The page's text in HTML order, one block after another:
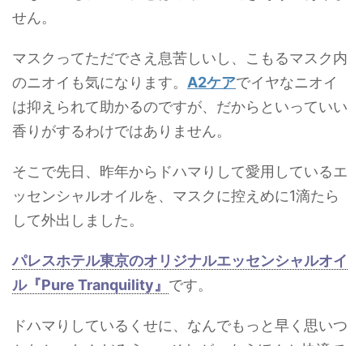
せん。
マスクってただでさえ息苦しいし、こもるマスク内
のニオイも気になります。 A2ケアでイヤなニオイ
は抑えられて助かるのですが、だからといっていい
香りがするわけではありません。
そこで先日、昨年からドハマりして愛用しているエ
ッセンシャルオイルを、マスクに控えめに1滴たら
して外出しました。
パレスホテル東京のオリジナルエッセンシャルオイ
ル『Pure Tranquility』 です。
ドハマりしているくせに、なんでもっと早く思いつ